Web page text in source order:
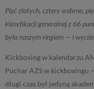
Pięć złotych, cztery srebrne,
klasyfikacji generalnej z 66
była naszym ringiem — i
Kickboxing w kalendarzu
Puchar AZS w kickboxingu
długi czas był jedyną